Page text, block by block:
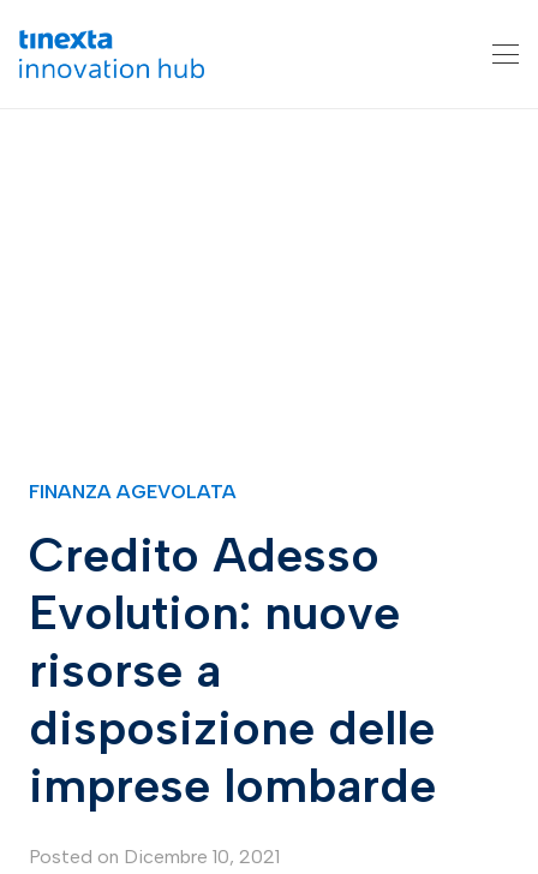
FINANZA AGEVOLATA
Credito Adesso
Evolution: nuove
risorse a
disposizione delle
imprese lombarde
Posted on Dicembre 10, 2021